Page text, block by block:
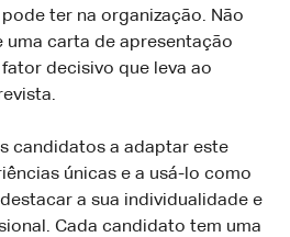
ter na organização. Não
carta de apresentação
decisivo que leva ao
candidatos a adaptar este
únicas e a usá-lo como
a sua individualidade e
Cada candidato tem uma